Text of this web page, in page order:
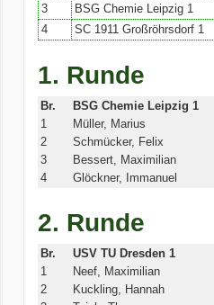
3
BSG Chemie Leipzig 1
4
SC 1911 Großröhrsdorf 1
1. Runde
Br.
BSG Chemie Leipzig 1
1
Müller, Marius
2
Schmücker, Felix
3
Bessert, Maximilian
4
Glöckner, Immanuel
2. Runde
Br.
USV TU Dresden 1
1
Neef, Maximilian
2
Kuckling, Hannah